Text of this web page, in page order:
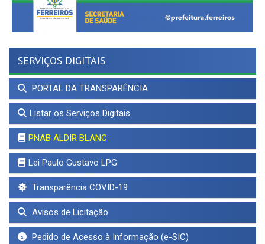
SERVIÇOS DIGITAIS
PORTAL DA TRANSPARÊNCIA
Listar os Serviços Digitais
PNAB ALDIR BLANC
Lei Paulo Gustavo LPG
Transparência COVID-19
Avisos de Licitação
Pedido de Acesso à Informação (e-SIC)